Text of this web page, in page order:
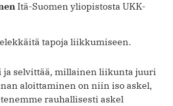
Itä-Suomen yliopistosta UKK-
tapoja liikkumiseen.
ja selvittää, millainen liikunta juuri
aloittaminen on niin iso askel,
rauhallisesti askel